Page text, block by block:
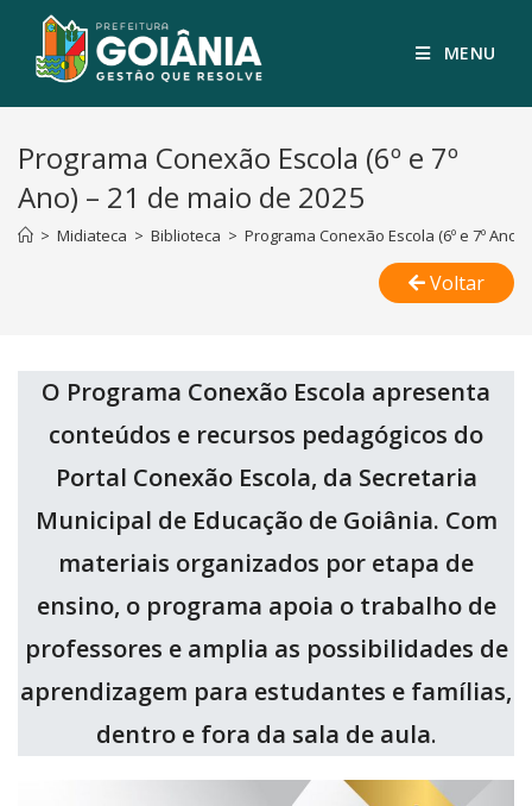
MENU
Programa Conexão Escola (6º e 7º
Ano) – 21 de maio de 2025
> Midiateca > Biblioteca > Programa Conexão Escola (6º e 7º Ano)
Voltar
O Programa Conexão Escola apresenta
conteúdos e recursos pedagógicos do
Portal Conexão Escola, da Secretaria
Municipal de Educação de Goiânia. Com
materiais organizados por etapa de
ensino, o programa apoia o trabalho de
professores e amplia as possibilidades de
aprendizagem para estudantes e famílias,
dentro e fora da sala de aula.